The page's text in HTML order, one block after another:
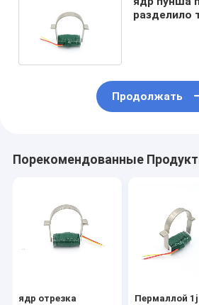
разделило
Продолжать
Порекомендованные
ядр отрезка
Пермаллой